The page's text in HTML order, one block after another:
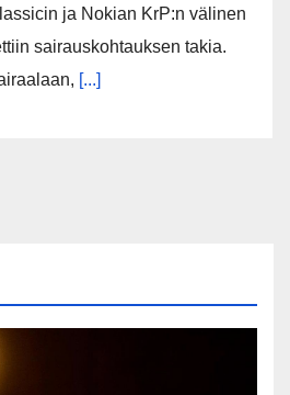
ja Nokian KrP:n välinen
sairauskohtauksen takia.
[...]